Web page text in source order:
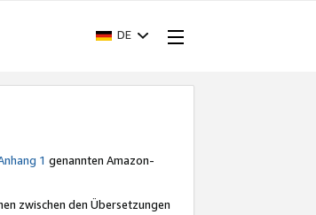
DE
1 genannten Amazon-
zwischen den Übersetzungen